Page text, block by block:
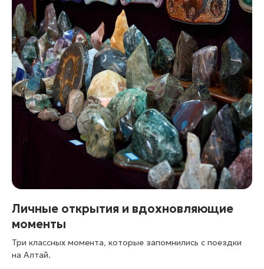
Личные открытия и вдохновляющие
моменты
Три классных момента, которые запомнились с поездки
на Алтай.